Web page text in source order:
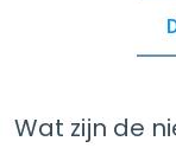
Wat zijn de